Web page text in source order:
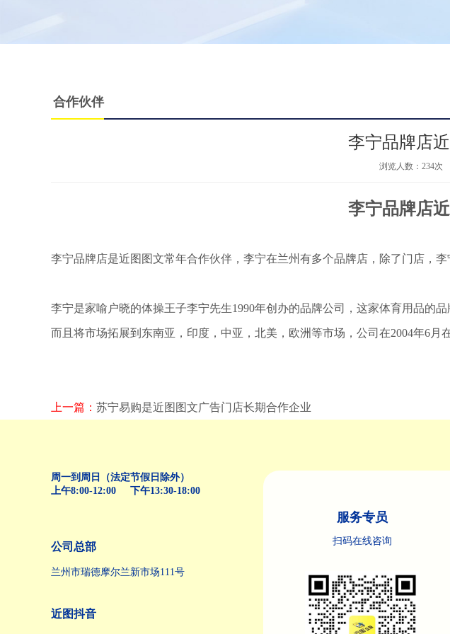
合作伙伴
李宁品牌店
浏览人数： 234次
李宁品牌店
李宁品牌店是近图图文常年合作伙伴，李宁在兰州有多个品牌店，除了门店，李
李宁是家喻户晓的体操王子李宁先生1990年创办的品牌公司，这家体育用品的
而且将市场拓展到东南亚，印度，中亚，北美，欧洲等市场，公司在2004年6月
上一篇： 苏宁易购是近图图文广告门店长期合作企业
服务专员
扫码在线咨询
周一到周日（法定节假日除外）
上午8:00-12:00 下午13:30-18:00
公司总部
兰州市瑞德摩尔兰新市场111号
近图抖音